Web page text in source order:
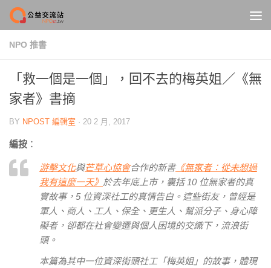
Skip to content
NPO 推書
「救一個是一個」，回不去的梅英姐／《無
家者》書摘
BY NPOST 編輯室 · 20 2 月, 2017
編按 ：
游擊文化與芒草心協會合作的新書《無家者：從未想過
我有這麼一天》 於去年底上市，囊括 10 位無家者的真
實故事，5 位資深社工的真情告白。這些街友，曾經是
軍人、商人、工人、保全、更生人、幫派分子、身心障
礙者，卻都在社會變遷與個人困境的交織下，流浪街
頭。
本篇為其中一位資深街頭社工「梅英姐」的故事，體現